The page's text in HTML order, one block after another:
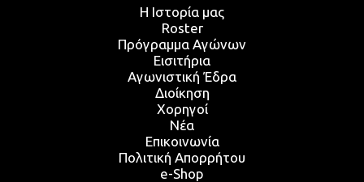
Η Ιστορία μας
Roster
Πρόγραμμα Αγώνων
Εισιτήρια
Αγωνιστική Έδρα
Διοίκηση
Χορηγοί
Νέα
Επικοινωνία
Πολιτική Απορρήτου
e-Shop